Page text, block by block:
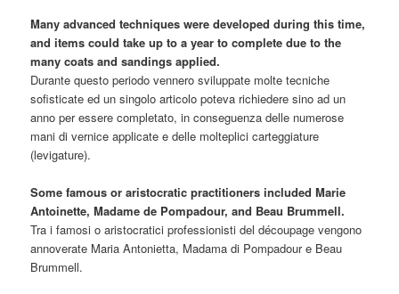
Many advanced techniques were developed during this time,
and items could take up to a year to complete due to the
many coats and sandings applied.
Durante questo periodo vennero sviluppate molte tecniche
sofisticate ed un singolo articolo poteva richiedere sino ad un
anno per essere completato, in conseguenza delle numerose
mani di vernice applicate e delle molteplici carteggiature
(levigature).
Some famous or aristocratic practitioners included Marie
Antoinette, Madame de Pompadour, and Beau Brummell.
Tra i famosi o aristocratici professionisti del découpage vengono
annoverate Maria Antonietta, Madama di Pompadour e Beau
Brummell.